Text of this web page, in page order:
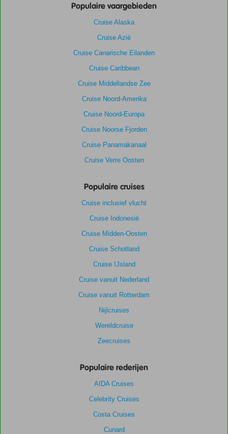
Populaire vaargebieden
Cruise Alaska
Cruise Azië
Cruise Canarische Eilanden
Cruise Caribbean
Cruise Middellandse Zee
Cruise Noord-Amerika
Cruise Noord-Europa
Cruise Noorse Fjorden
Cruise Panamakanaal
Cruise Verre Oosten
Populaire cruises
Cruise inclusief vlucht
Cruise Indonesië
Cruise Midden-Oosten
Cruise Schotland
Cruise IJsland
Cruise vanuit Nederland
Cruise vanuit Rotterdam
Nijlcruises
Wereldcruise
Zeecruises
Populaire rederijen
AIDA Cruises
Celebrity Cruises
Costa Cruises
Cunard